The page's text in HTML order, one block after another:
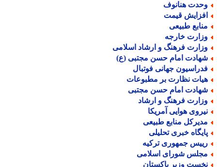
هنانوف
قیمت
طبیعی
خارجه
فرهنگ و ارشاد اسلامی
امام حسن مجتبی (ع)
جهانی فوتبال
نظارت بر مطبوعات
امام حسن مجتبی
فرهنگ و ارشاد
هوایی آمریکا
منابع طبیعی
خبری تحلیلی
جمهوری ترکیه
شورای اسلامی
وزیر پاکستان